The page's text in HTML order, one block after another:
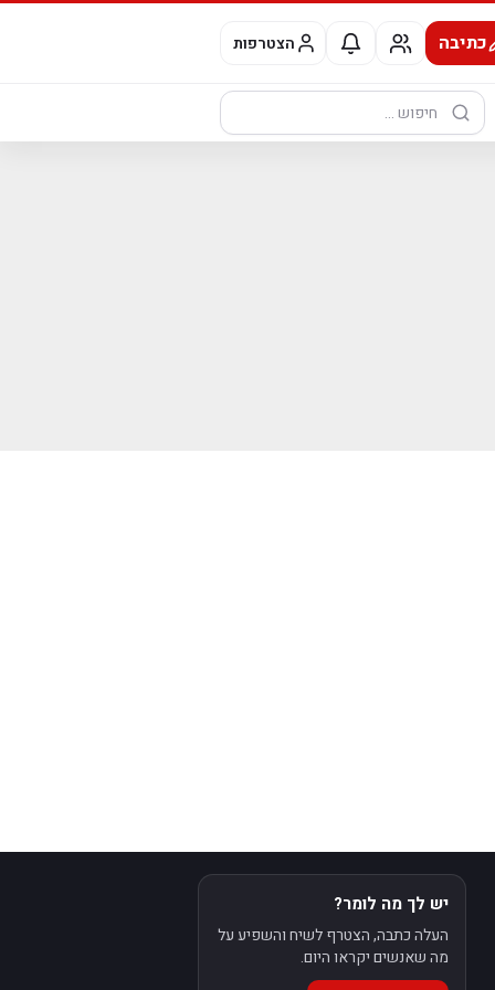
כתיבה הצטרפות
חיפוש:
יש לך מה לומר?
העלה כתבה, הצטרף לשיח והשפיע על
מה שאנשים יקראו היום.